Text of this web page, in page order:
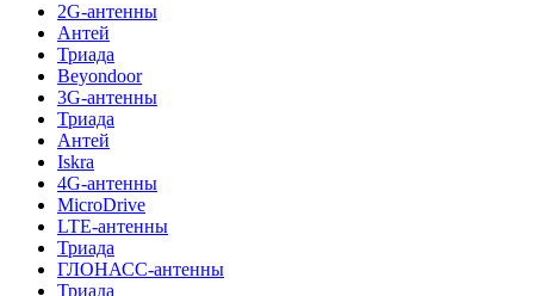
2G-антенны
Антей
Триада
Beyondoor
3G-антенны
Триада
Антей
Iskra
4G-антенны
MicroDrive
LTE-антенны
Триада
ГЛОНАСС-антенны
Триада